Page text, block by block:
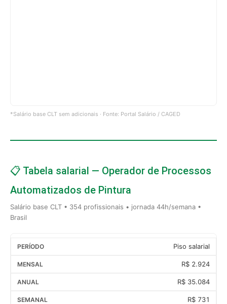
*Salário base CLT sem adicionais · Fonte: Portal Salário / CAGED
📋 Tabela salarial — Operador de Processos
Automatizados de Pintura
Salário base CLT • 354 profissionais • jornada 44h/semana •
Brasil
Piso salarial
R$ 2.924
R$ 35.084
R$ 731